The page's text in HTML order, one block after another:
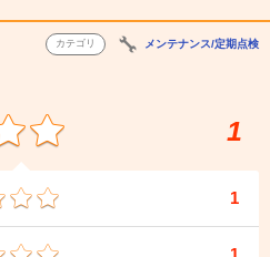
カテゴリ メンテナンス/定期点検
1
1